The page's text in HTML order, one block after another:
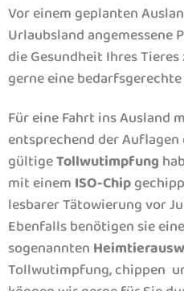
Vor einem geplanten
Urlaubsland angemessene
die Gesundheit Ihres
gerne eine
Für eine Fahrt ins Ausland
entsprechend der
gültigeTollwutimpfung
mit einem ISO-Chip
lesbarer Tätowierung vor
Ebenfalls benötigen sie
sogenannten
Tollwutimpfung, chippen